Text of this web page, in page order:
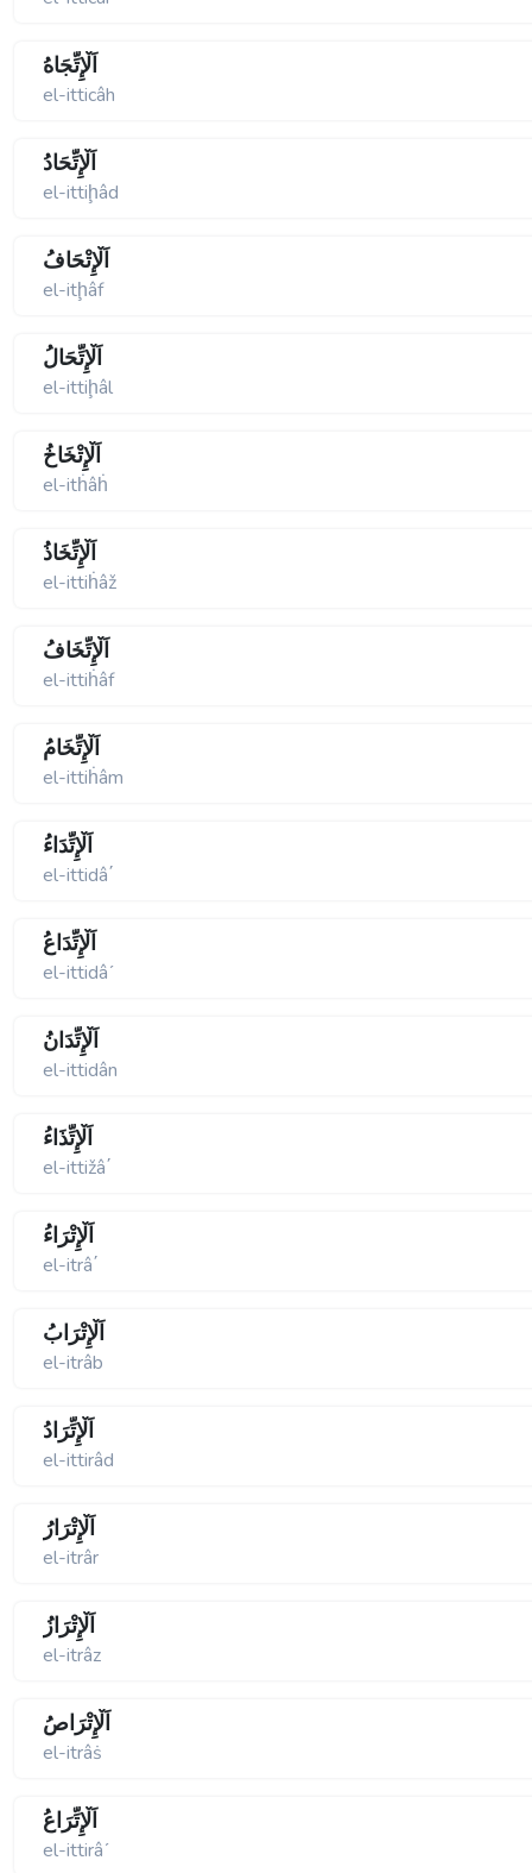
اَلْإِتِّجَاهُ
el-itticâh
اَلْإِتِّحَادُ
el-ittiḩâd
اَلْإِتْحَافُ
el-itḩâf
اَلْإِتِّحَالُ
el-ittiḩâl
اَلْإِتْخَاخُ
el-itḣâḣ
اَلْإِتِّخَاذُ
el-ittiḣâž
اَلْإِتِّخَافُ
el-ittiḣâf
اَلْإِتِّخَامُ
el-ittiḣâm
اَلْإِتِّدَاءُ
el-ittidâ΄
اَلْإِتِّدَاعُ
el-ittidâʹ
اَلْإِتِّدَانُ
el-ittidân
اَلْإِتِّذَاءُ
el-ittižâ΄
اَلْإِتْرَاءُ
el-itrâ΄
اَلْإِتْرَابُ
el-itrâb
اَلْإِتِّرَادُ
el-ittirâd
اَلْإِتْرَارُ
el-itrâr
اَلْإِتْرَازُ
el-itrâz
اَلْإِتْرَاصُ
el-itrâṡ
اَلْإِتِّرَاعُ
el-ittirâʹ